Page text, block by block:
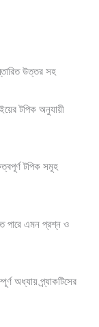
উত্তর সহ
টপিক অনুযায়ী
টপিক সমূহ
পারে এমন প্রশ্ন ও
অধ্যায় প্র্যাকটিসের